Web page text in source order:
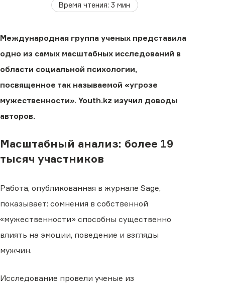
Время чтения:3 мин
Международная группа ученых представила
одно из самых масштабных исследований в
области социальной психологии,
посвященное так называемой «угрозе
мужественности». Youth.kz изучил доводы
авторов.
Масштабный анализ: более 19
тысяч участников
Работа, опубликованная в журнале Sage,
показывает: сомнения в собственной
«мужественности» способны существенно
влиять на эмоции, поведение и взгляды
мужчин.
Исследование провели ученые из